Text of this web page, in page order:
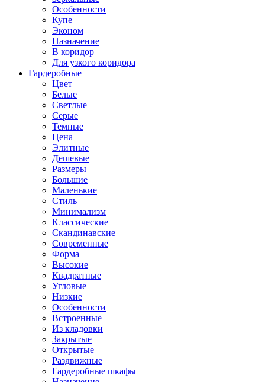
Особенности
Купе
Эконом
Назначение
В коридор
Для узкого коридора
Гардеробные
Цвет
Белые
Светлые
Серые
Темные
Цена
Элитные
Дешевые
Размеры
Большие
Маленькие
Стиль
Минимализм
Классические
Скандинавские
Современные
Форма
Высокие
Квадратные
Угловые
Низкие
Особенности
Встроенные
Из кладовки
Закрытые
Открытые
Раздвижные
Гардеробные шкафы